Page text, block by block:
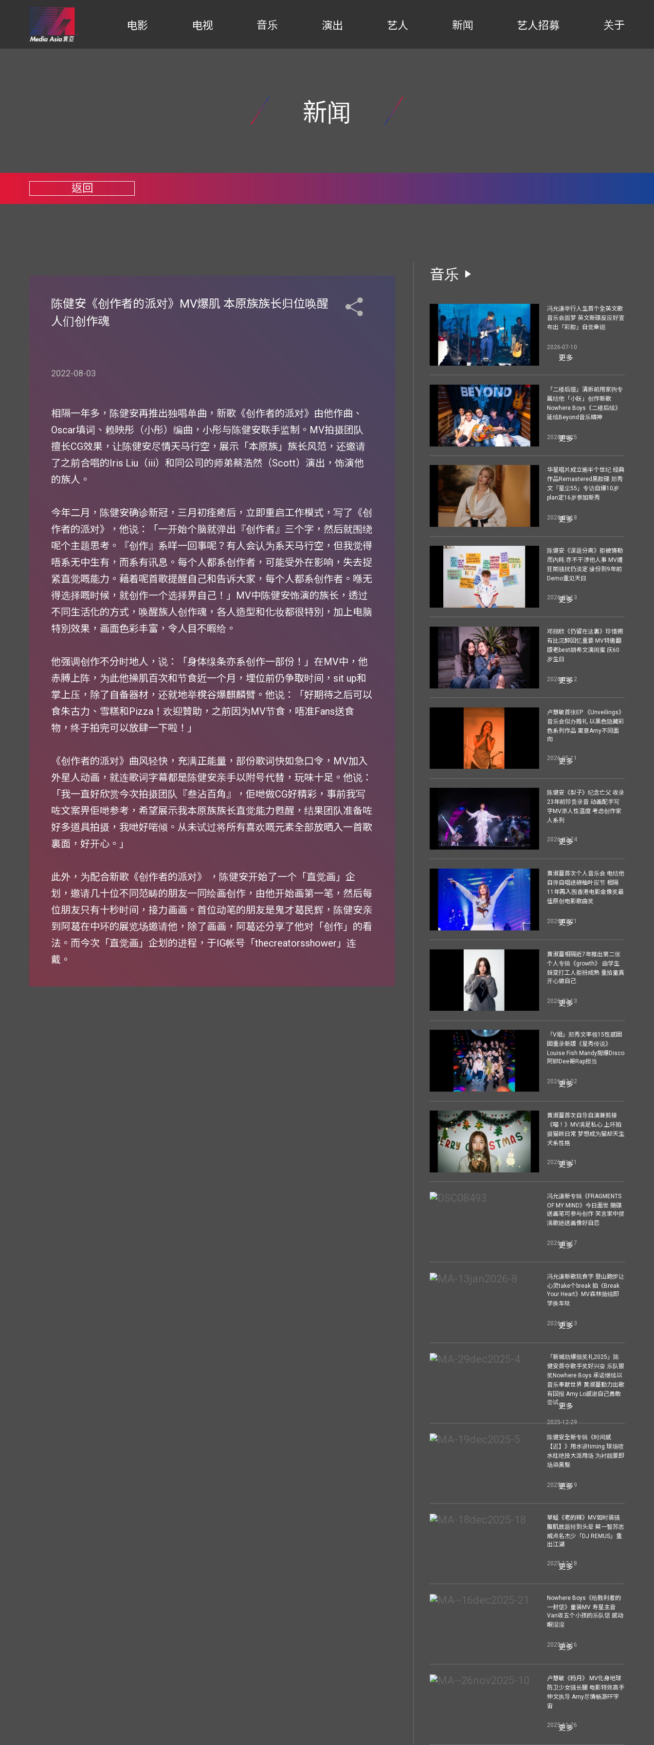
电影 电视 音乐 演出 艺人 新闻 艺人招募 关于
新闻
返回
陈健安《创作者的派对》MV爆肌 本原族族长归位唤醒
人们创作魂
2022-08-03
相隔一年多，陈健安再推出独唱单曲，新歌《创作者的派对》由他作曲、
Oscar填词、赖映彤（小彤）编曲，小彤与陈健安联手监制。MV拍摄团队
擅长CG效果，让陈健安尽情天马行空，展示「本原族」族长风范，还邀请
了之前合唱的Iris Liu（iii）和同公司的师弟蔡浩然（Scott）演出，饰演他
的族人。
今年二月，陈健安确诊新冠，三月初痊癒后，立即重启工作模式，写了《创
作者的派对》，他说：「一开始个脑就弹出『创作者』三个字，然后就围绕
呢个主题思考。『创作』系咩一回事呢？有人会认为系天马行空，但我觉得
唔系无中生有，而系有讯息。每个人都系创作者，可能受外在影响，失去捉
紧直觉嘅能力。藉着呢首歌提醒自己和告诉大家，每个人都系创作者。喺无
得选择嘅时候，就创作一个选择畀自己！」MV中陈健安饰演的族长，透过
不同生活化的方式，唤醒族人创作魂，各人造型和化妆都很特別，加上电脑
特別效果，画面色彩丰富，令人目不暇给。
他强调创作不分时地人，说：「身体缐条亦系创作一部份！」在MV中，他
赤膊上阵，为此他操肌百次和节食近一个月，埋位前仍争取时间，sit up和
掌上压，除了自备器材，还就地举櫈谷爆麒麟臂。他说：「好期待之后可以
食朱古力、雪糕和Pizza！欢迎贊助，之前因为MV节食，唔准Fans送食
物，终于拍完可以放肆一下啦！」
《创作者的派对》曲风轻快，充满正能量，部份歌词快如急口令，MV加入
外星人动画，就连歌词字幕都是陈健安亲手以附号代替，玩味十足。他说：
「我一直好欣赏今次拍摄团队『叁沾百角』，佢哋做CG好精彩，事前我写
咗文案畀佢哋参考，希望展示我本原族族长直觉能力甦醒，结果团队准备咗
好多道具拍摄，我哋好啱倾。从未试过将所有喜欢嘅元素全部放晒入一首歌
裏面，好开心。」
此外，为配合新歌《创作者的派对》 ，陈健安开始了一个「直觉画」企
划，邀请几十位不同范畴的朋友一同绘画创作，由他开始画第一笔，然后每
位朋友只有十秒时间，接力画画。首位动笔的朋友是鬼才葛民辉，陈健安亲
到阿葛在中环的展览场邀请他，除了画画，阿葛还分享了他对「创作」的看
法。而今次「直觉画」企划的进程，于IG帐号「thecreatorsshower」连
戴。
音乐
冯允谦举行人生首个全英文歌
音乐会圆梦 英文新碟反应好宣
布出「彩胶」自觉幸运
2026-07-10
更多
「二楼后座」清拆前用家驹专
属结他「小妖」创作新歌
Nowhere Boys《二楼后续》
延续Beyond音乐精神
2026-06-25
更多
华星唱片成立逾半个世纪 经典
作品Remastered黑胶碟 郑秀
文「星尘55」专访自爆10岁
plan定16岁参加新秀
2026-05-18
更多
陈健安《课题分离》拒被情勒
而内耗 亦不干涉他人事 MV遭
狂鬧骚扰仍淡定 缘份到9年前
Demo重见天日
2026-05-13
更多
邓丽欣《仍留在这裏》珍惜拥
有比沉醉回忆重要 MV特邀翻
版老best胡希文演闺蜜 庆60
岁生日
2026-05-12
更多
卢慧敏首张EP 《Unveilings》
音乐会似办婚礼 以黑色隐藏彩
色系列作品 寓意Amy不同面
向
2026-05-11
更多
陈健安《梨子》纪念亡父 收录
23年前珍贵录音 动画配手写
字MV添人性温度 考虑创作家
人系列
2026-02-24
更多
黄淑蔓首次个人音乐会 电结他
自弹自唱送碌柚叶应节 相隔
11年再入围香港电影金像奖最
佳原创电影歌曲奖
2026-02-21
更多
黄淑蔓相隔近7年推出第二张
个人专辑《growth》 由学生
妹变打工人拒扮成熟 重拾童真
开心做自己
2026-02-13
更多
「V姐」郑秀文率领15性感囡
囡重录新版《星秀传说》
Louise Fish Mandy揈爆Disco
阿卵Dee哥Rap担当
2026-02-02
更多
黄淑蔓首次自导自演兼剪接
《喵！》MV满足私心 上环拍
摄猫咪日常 梦想成为猫却天生
犬系性格
2026-01-21
更多
冯允谦新专辑《FRAGMENTS
OF MY MIND》今日面世 随碟
送画笔可参与创作 笑言家中摆
满歌迷送画像好自恋
2026-01-17
更多
冯允谦新歌玩食字 登山跑步让
心灵take个break 拍《Break
Your Heart》MV森林抛锚即
学换车呔
2026-01-13
更多
「新城劲爆颁奖礼2025」陈
健安首夺歌手奖好兴奋 乐队银
奖Nowhere Boys 承诺继续以
音乐奉献世界 黄淑蔓勤力出歌
有回报 Amy Lo感谢自己勇敢
尝试
2025-12-29
更多
陈健安全新专辑《时间感
【迟】》用水讲timing 球场喷
水柱绝技大派用场 为衬靓景即
场染黑髮
2025-12-19
更多
草蜢《老的辣》MV如时装骚
腹肌放题转到头晕 蔡一智苏志
威点名杰少「DJ REMUS」重
出江湖
2025-12-18
更多
Nowhere Boys《给胜利者的
一封信》童装MV 寿星主音
Van收五个小孩的乐队信 感动
眼湿湿
2025-12-16
更多
卢慧敏《粉月》 MV化身地球
防卫少女骚长腿 电影特效高手
仲文执导 Amy尽情畅游FF宇
宙
2025-11-26
更多